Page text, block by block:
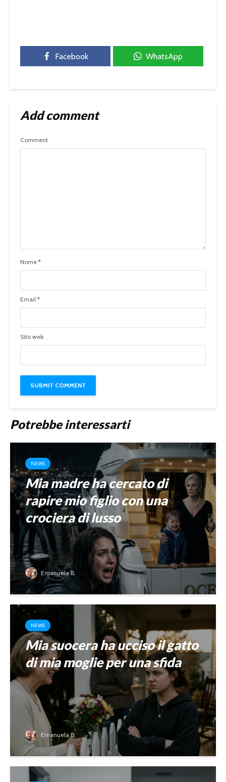
Facebook WhatsApp
Add comment
Comment
Nome *
Email *
Sito web
Potrebbe interessarti
NEWS
Mia madre ha cercato di
rapire mio figlio con una
crociera di lusso
Emanuela B.
NEWS
Mia suocera ha ucciso il gatto
di mia moglie per una sfida
Emanuela B.